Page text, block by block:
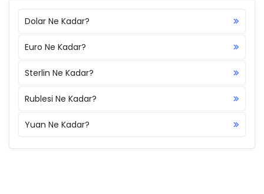
Dolar Ne Kadar?
Euro Ne Kadar?
Sterlin Ne Kadar?
Rublesi Ne Kadar?
Yuan Ne Kadar?